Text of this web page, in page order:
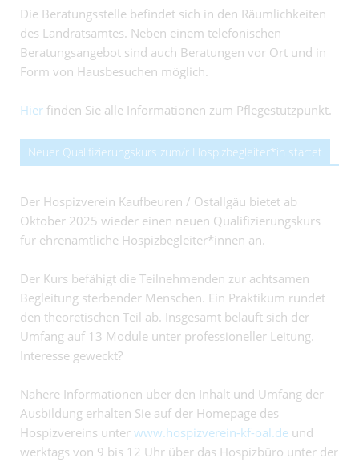
Die Beratungsstelle befindet sich in den Räumlichkeiten
des Landratsamtes. Neben einem telefonischen
Beratungsangebot sind auch Beratungen vor Ort und in
Form von Hausbesuchen möglich.
Hier finden Sie alle Informationen zum Pflegestützpunkt.
Neuer Qualifizierungskurs zum/r Hospizbegleiter*in startet
Der Hospizverein Kaufbeuren / Ostallgäu bietet ab
Oktober 2025 wieder einen neuen Qualifizierungskurs
für ehrenamtliche Hospizbegleiter*innen an.
Der Kurs befähigt die Teilnehmenden zur achtsamen
Begleitung sterbender Menschen. Ein Praktikum rundet
den theoretischen Teil ab. Insgesamt beläuft sich der
Umfang auf 13 Module unter professioneller Leitung.
Interesse geweckt?
Nähere Informationen über den Inhalt und Umfang der
Ausbildung erhalten Sie auf der Homepage des
Hospizvereins unter www.hospizverein-kf-oal.de und
werktags von 9 bis 12 Uhr über das Hospizbüro unter der